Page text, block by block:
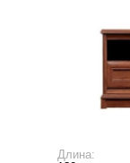
Длина: